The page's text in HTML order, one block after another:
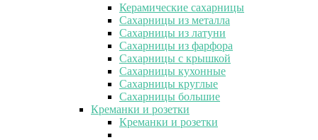
Керамические сахарницы
Сахарницы из металла
Сахарницы из латуни
Сахарницы из фарфора
Сахарницы с крышкой
Сахарницы кухонные
Сахарницы круглые
Сахарницы большие
Креманки и розетки
Креманки и розетки